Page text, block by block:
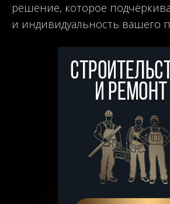
решение, которое
и индивидуальность вашего